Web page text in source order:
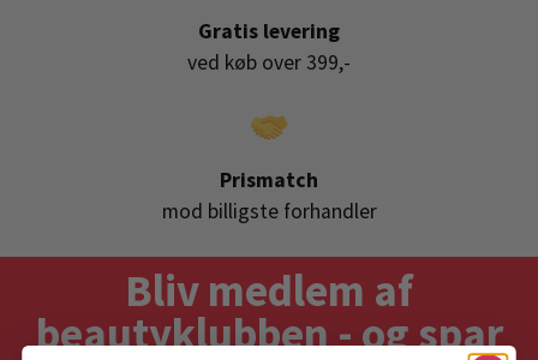
Gratis levering
ved køb over 399,-
Prismatch
mod billigste forhandler
Bliv medlem af
beautyklubben - og spar